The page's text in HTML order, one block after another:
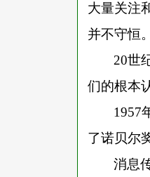
大量关注
并不守恒。
20世
们的根本
1957
了诺贝尔
消息